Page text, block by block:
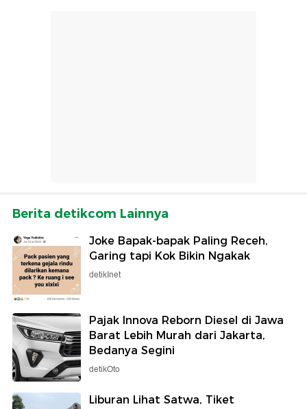
Berita detikcom Lainnya
Joke Bapak-bapak Paling Receh,
Garing tapi Kok Bikin Ngakak
detikInet
Pajak Innova Reborn Diesel di Jawa
Barat Lebih Murah dari Jakarta,
Bedanya Segini
detikOto
Liburan Lihat Satwa, Tiket